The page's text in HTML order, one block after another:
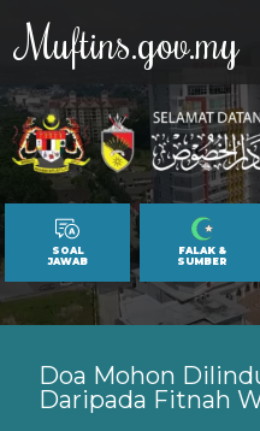
Muftins.gov.my
SOAL
JAWAB
FALAK &
SUMBER
Doa Mohon
Daripada Fitnah